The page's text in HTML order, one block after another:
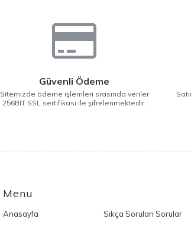
Güvenli Ödeme
Sitemizde ödeme işlemleri srasında veriler
256BIT SSL sertifikası ile şifrelenmektedir.
Menu
Anasayfa Sıkça Sorulan Sorular